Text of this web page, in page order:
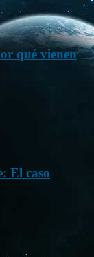
qué vienen
El caso